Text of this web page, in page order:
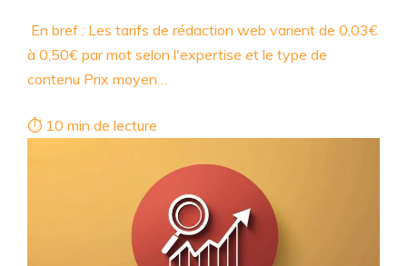
En bref : Les tarifs de rédaction web varient de 0,03€
à 0,50€ par mot selon l'expertise et le type de
contenu Prix moyen…
⏱ 10 min de lecture